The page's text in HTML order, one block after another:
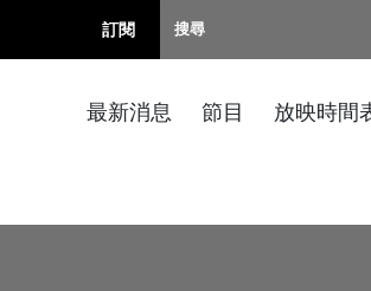
訂閱
最新消息 節目 放映時間